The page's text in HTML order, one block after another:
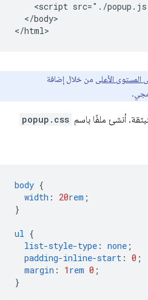
<script src="./
  </body>
من خلال إضافة
أنشئ ملفًا باسم popup.css
body {
width : 20rem ;
}
ul {
list-style-type : none ;
padding-inline-start : 0 ;
margin : 1 rem 0 ;
}